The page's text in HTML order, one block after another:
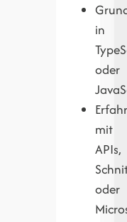
in
oder
mit
APIs,
oder